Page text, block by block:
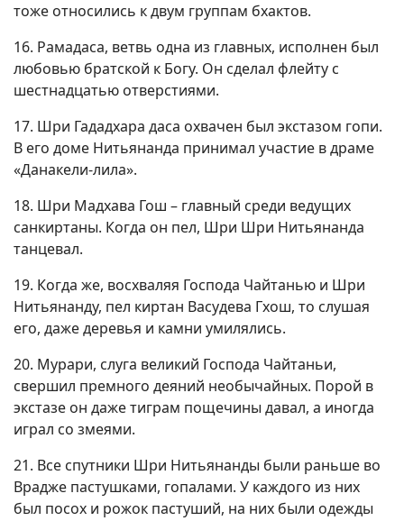
тоже относились к двум группам бхактов.
16. Рамадаса, ветвь одна из главных, исполнен был
любовью братской к Богу. Он сделал флейту с
шестнадцатью отверстиями.
17. Шри Гададхара даса охвачен был экстазом гопи.
В его доме Нитьянанда принимал участие в драме
«Данакели-лила».
18. Шри Мадхава Гош – главный среди ведущих
санкиртаны. Когда он пел, Шри Шри Нитьянанда
танцевал.
19. Когда же, восхваляя Господа Чайтанью и Шри
Нитьянанду, пел киртан Васудева Гхош, то слушая
его, даже деревья и камни умилялись.
20. Мурари, слуга великий Господа Чайтаньи,
свершил премного деяний необычайных. Порой в
экстазе он даже тиграм пощечины давал, а иногда
играл со змеями.
21. Все спутники Шри Нитьянанды были раньше во
Врадже пастушками, гопалами. У каждого из них
был посох и рожок пастуший, на них были одежды